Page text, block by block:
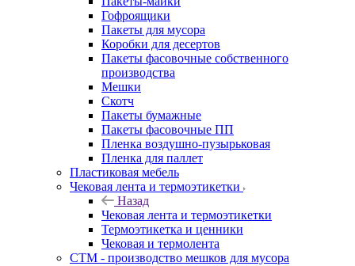
Гофроящики
Пакеты для мусора
Коробки для десертов
Пакеты фасовочные собственного
производства
Мешки
Скотч
Пакеты бумажные
Пакеты фасовочные ПП
Пленка воздушно-пузырьковая
Пленка для паллет
Пластиковая мебель
Чековая лента и термоэтикетки
Назад
Чековая лента и термоэтикетки
Термоэтикетка и ценники
Чековая и термолента
СТМ - производство мешков для мусора